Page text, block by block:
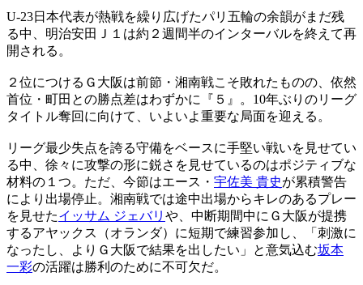
U-23日本代表が熱戦を繰り広げたパリ五輪の余韻がまだ残
る中、明治安田Ｊ１は約２週間半のインターバルを終えて再
開される。
２位につけるＧ大阪は前節・湘南戦こそ敗れたものの、依然
首位・町田との勝点差はわずかに『５』。10年ぶりのリーグ
タイトル奪回に向けて、いよいよ重要な局面を迎える。
リーグ最少失点を誇る守備をベースに手堅い戦いを見せてい
る中、徐々に攻撃の形に鋭さを見せているのはポジティブな
材料の１つ。ただ、今節はエース・ 宇佐美 貴史が累積警告
により出場停止。湘南戦では途中出場からキレのあるプレー
を見せたイッサム ジェバリ や、中断期間中にＧ大阪が提携
するアヤックス（オランダ）に短期で練習参加し、「刺激に
なったし、よりＧ大阪で結果を出したい」と意気込む坂本
一彩の活躍は勝利のために不可欠だ。